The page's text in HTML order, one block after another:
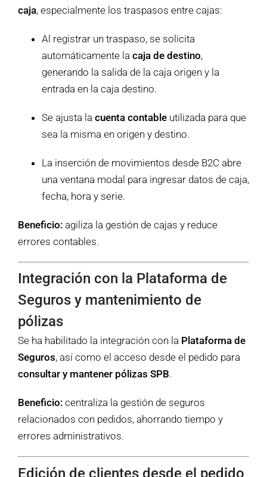
caja, especialmente los traspasos entre cajas:
Al registrar un traspaso, se solicita
automáticamente la caja de destino,
generando la salida de la caja origen y la
entrada en la caja destino.
Se ajusta la cuenta contable utilizada para que
sea la misma en origen y destino.
La inserción de movimientos desde B2C abre
una ventana modal para ingresar datos de caja,
fecha, hora y serie.
Beneficio: agiliza la gestión de cajas y reduce
errores contables.
Integración con la Plataforma de
Seguros y mantenimiento de
pólizas
Se ha habilitado la integración con la Plataforma de
Seguros, así como el acceso desde el pedido para
consultar y mantener pólizas SPB.
Beneficio: centraliza la gestión de seguros
relacionados con pedidos, ahorrando tiempo y
errores administrativos.
Edición de clientes desde el pedido